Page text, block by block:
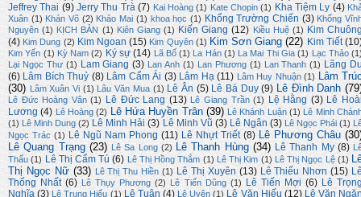
Jeffrey Thai (9) Jerry Thu Trà (7) Kai Hoàng (1) Kate Chopin (1) Kha Tiệm Ly (4)
Xuân (1) Khán Võ (2) Khảo Mai (1) khoa học (1) Khổng Trường Chiến (3) Khổng
Nguyên (1) KỊCH BẢN (1) Kiên Giang (1) Kiến Giang (12) Kiều Huệ (1) Kim
(4) Kim Dung (2) Kim Ngoan (15) Kim Quyên (1) Kim Sơn Giang (22) Kim Tiết
Kim Yến (1) Kỳ Nam (2) Ký sự (14) Lã Bố (1) La Hán (1) La Mai Thi Gia (1) Lạc Thảo
Lại Ngọc Thư (1) Lam Giang (3) Lan Anh (1) Lan Phương (1) Lan Thanh (1) Lãng
(6) Lâm Bích Thuỷ (8) Lâm Cẩm Ái (3) Lâm Hạ (11) Lâm Huy Nhuận (1) Lâm
(30) Lâm Xuân Vi (1) Lâu Văn Mua (1) Lê Ân (5) Lê Bá Duy (9) Lê Đình Danh
Lê Đức Hoàng Vân (1) Lê Đức Lang (13) Lê Giang Trần (1) Lệ Hằng (3) Lê
Lương (4) Lê Hoàng (2) Lê Hứa Huyền Trân (39) Lê Khánh Luận (1) Lê Minh
(1) Lê Minh Dung (2) Lê Minh Hải (3) Lê Minh Vũ (3) Lê Ngân (3) Lê Ngọc Phái (1)
Ngọc Trác (1) Lê Ngũ Nam Phong (11) Lê Nhựt Triết (8) Lê Phương Châu
Lê Quang Trạng (23) Lê Sa Long (2) Lê Thanh Hùng (34) Lê Thanh My (8)
Thấu (1) Lê Thị Cẩm Tú (6) Lê Thị Hồng Thắm (1) Lê Thị Kim (1) Lê Thị Ngọc Lệ (1)
Thị Ngọc Nữ (33) Lê Thị Thu Hiền (1) Lê Thị Xuyên (13) Lê Thiếu Nhơn (15)
Thống Nhất (6) Lê Thụy Phương (2) Lê Tiến Dũng (1) Lê Tiến Mợi (6) Lê
Nghĩa (3) Lê Trung Hiếu (1) Lê Tuân (4) Lê Uyên (1) Lê Văn Hiếu (12) Lê Văn